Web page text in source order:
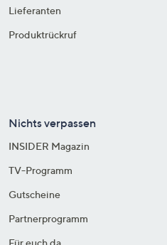
Lieferanten
Produktrückruf
Nichts verpassen
INSIDER Magazin
TV-Programm
Gutscheine
Partnerprogramm
Für euch da